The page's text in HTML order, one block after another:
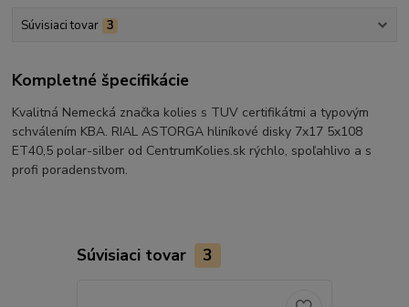
Súvisiaci tovar 3
Kompletné špecifikácie
Kvalitná Nemecká značka kolies s TUV certifikátmi a typovým
schválením KBA. RIAL ASTORGA hliníkové disky 7x17 5x108
ET40,5 polar-silber od CentrumKolies.sk rýchlo, spoľahlivo a s
profi poradenstvom.
Súvisiaci tovar 3